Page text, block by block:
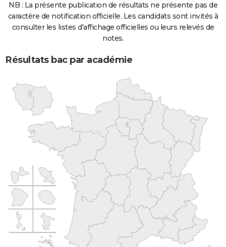
NB : La présente publication de résultats ne présente pas de
caractère de notification officielle. Les candidats sont invités à
consulter les listes d'affichage officielles ou leurs relevés de
notes.
Résultats bac par académie